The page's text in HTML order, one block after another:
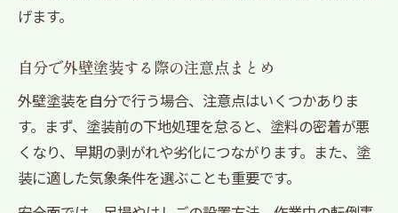
げます。
自分で外壁塗装する際の注意点まとめ
外壁塗装を自分で行う場合、注意点はいくつかありま
す。まず、塗装前の下地処理を怠ると、塗料の密着が悪
くなり、早期の剥がれや劣化につながります。また、塗
装に適した気象条件を選ぶことも重要です。